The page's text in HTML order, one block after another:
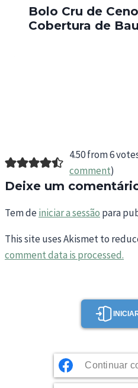
Bolo Cru de
Cobertura de
4.50 from 6
comment)
Deixe um
Tem deiniciar a sessão para
This site uses Akismet to
comment data is processed.
Continuar